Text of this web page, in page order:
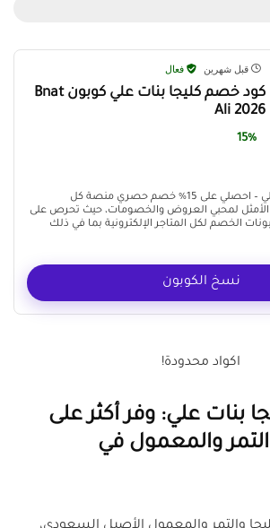
قبل شهرين فعال
كود خصم كليجا بنات علي كوبون Bnat
Ali 2026
15%
كود خصم كليجا بنات علي – احصلي على 15% خصم حصري منصة كل
الأمثل لمحبي العروض والخصومات، حيث تحرص على
الخصم لكل المتاجر الإلكترونية بما في ذلك
نسخ الكوبون
اكواد محدودة!
بنات علي: وفر أكثر على
والمعمول في